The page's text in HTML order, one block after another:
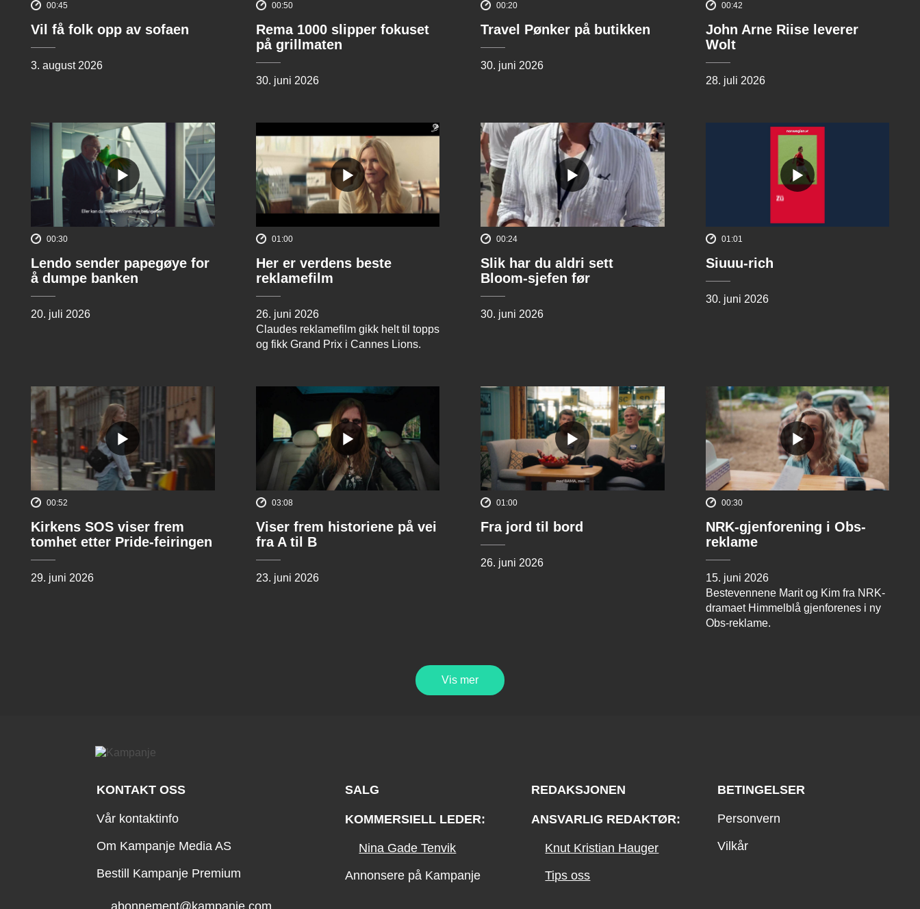
00:45
Vil få folk opp av sofaen
3. august 2026
00:50
Rema 1000 slipper fokuset
på grillmaten
30. juni 2026
00:20
Travel Pønker på butikken
30. juni 2026
00:42
John Arne Riise leverer
Wolt
28. juli 2026
00:30
Lendo sender papegøye for
å dumpe banken
20. juli 2026
01:00
Her er verdens beste
reklamefilm
26. juni 2026
Claudes reklamefilm gikk helt til topps
og fikk Grand Prix i Cannes Lions.
00:24
Slik har du aldri sett
Bloom-sjefen før
30. juni 2026
01:01
Siuuu-rich
30. juni 2026
00:52
Kirkens SOS viser frem
tomhet etter Pride-feiringen
29. juni 2026
03:08
Viser frem historiene på vei
fra A til B
23. juni 2026
01:00
Fra jord til bord
26. juni 2026
00:30
NRK-gjenforening i Obs-
reklame
15. juni 2026
Bestevennene Marit og Kim fra NRK-
dramaet Himmelblå gjenforenes i ny
Obs-reklame.
Vis mer
KONTAKT OSS
Vår kontaktinfo
Om Kampanje Media AS
Bestill Kampanje Premium
SALG
KOMMERSIELL LEDER:
Nina Gade Tenvik
Annonsere på Kampanje
REDAKSJONEN
ANSVARLIG REDAKTØR:
Knut Kristian Hauger
Tips oss
BETINGELSER
Personvern
Vilkår